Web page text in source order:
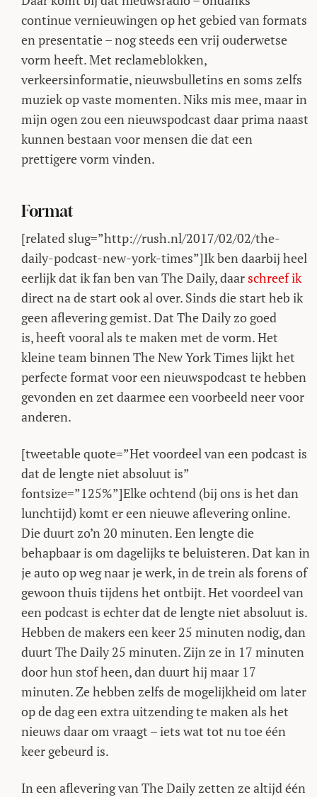
continue vernieuwingen op het gebied van formats
en presentatie – nog steeds een vrij ouderwetse
vorm heeft. Met reclameblokken,
verkeersinformatie, nieuwsbulletins en soms zelfs
muziek op vaste momenten. Niks mis mee, maar in
mijn ogen zou een nieuwspodcast daar prima naast
kunnen bestaan voor mensen die dat een
prettigere vorm vinden.
Format
[related slug=”http://rush.nl/2017/02/02/the-
daily-podcast-new-york-times”]Ik ben daarbij heel
eerlijk dat ik fan ben van The Daily, daar schreef ik
direct na de start ook al over. Sinds die start heb ik
geen aflevering gemist. Dat The Daily zo goed
is, heeft vooral als te maken met de vorm. Het
kleine team binnen The New York Times lijkt het
perfecte format voor een nieuwspodcast te hebben
gevonden en zet daarmee een voorbeeld neer voor
anderen.
[tweetable quote=”Het voordeel van een podcast is
dat de lengte niet absoluut is”
fontsize=”125%”]Elke ochtend (bij ons is het dan
lunchtijd) komt er een nieuwe aflevering online.
Die duurt zo’n 20 minuten. Een lengte die
behapbaar is om dagelijks te beluisteren. Dat kan in
je auto op weg naar je werk, in de trein als forens of
gewoon thuis tijdens het ontbijt. Het voordeel van
een podcast is echter dat de lengte niet absoluut is.
Hebben de makers een keer 25 minuten nodig, dan
duurt The Daily 25 minuten. Zijn ze in 17 minuten
door hun stof heen, dan duurt hij maar 17
minuten. Ze hebben zelfs de mogelijkheid om later
op de dag een extra uitzending te maken als het
nieuws daar om vraagt – iets wat tot nu toe één
keer gebeurd is.
In een aflevering van The Daily zetten ze altijd één